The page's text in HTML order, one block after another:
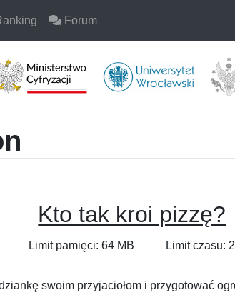
Forum
Kto tak kroi pizzę?
Limit pamięci: 64 MB Limit czasu:
swoim przyjaciołom i przygotować